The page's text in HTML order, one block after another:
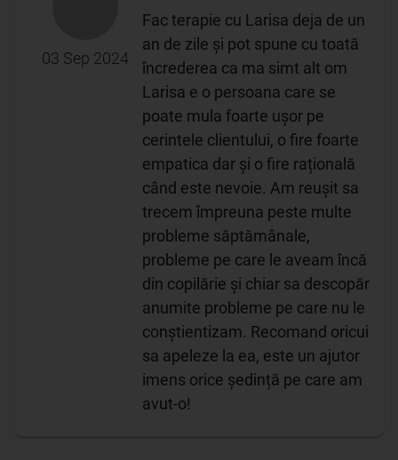
03 Sep 2024
Fac terapie cu Larisa deja de un
an de zile și pot spune cu toată
încrederea ca ma simt alt om
Larisa e o persoana care se
poate mula foarte ușor pe
cerintele clientului, o fire foarte
empatica dar și o fire rațională
când este nevoie. Am reușit sa
trecem împreuna peste multe
probleme săptămânale,
probleme pe care le aveam încă
din copilărie și chiar sa descopăr
anumite probleme pe care nu le
conștientizam. Recomand oricui
sa apeleze la ea, este un ajutor
imens orice ședință pe care am
avut-o!